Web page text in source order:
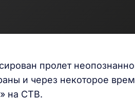
пролет
и через некоторое
на СТВ.